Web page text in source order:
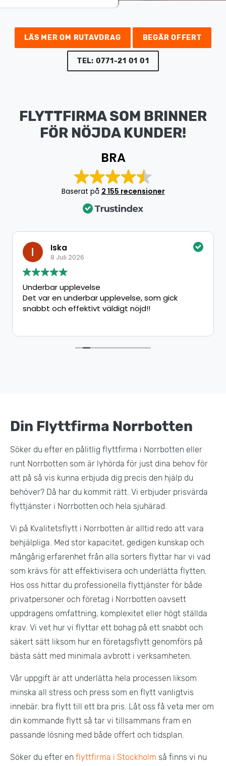
ID06-certifiering
Kvalitetspolicy
Dödsbostädning
Bärhjälp
Bortforsling av vitvaror
Röjning
Moped och motorcykelflytt
Budtransporter
Projektflytt totalentreprenad
LÄS MER OM RUTAVDRAG BEGÄR OFFERT
TEL: 0771-21 01 01
FLYTTFIRMA SOM BRINNER
FÖR NÖJDA KUNDER!
BRA
Baserat på 2 155 recensioner
Iska
8 Juli 2026
Underbar upplevelse
Det var en underbar upplevelse, som gick
snabbt och effektivt väldigt nöjd!!
Din Flyttfirma Norrbotten
Söker du efter en pålitlig flyttfirma i Norrbotten eller
runt Norrbotten som är lyhörda för just dina behov för
att på så vis kunna erbjuda dig precis den hjälp du
behöver? Då har du kommit rätt. Vi erbjuder prisvärda
flyttjänster i Norrbotten och hela sjuhärad.
Vi på Kvalitetsflytt i Norrbotten är alltid redo att vara
behjälpliga. Med stor kapacitet, gedigen kunskap och
mångårig erfarenhet från alla sorters flyttar har vi vad
som krävs för att effektivisera och underlätta flytten.
Hos oss hittar du professionella flyttjänster för både
privatpersoner och företag i Norrbotten oavsett
uppdragens omfattning, komplexitet eller högt ställda
krav. Vi vet hur vi flyttar ett bohag på ett snabbt och
säkert sätt liksom hur en företagsflytt genomförs på
bästa sätt med minimala avbrott i verksamheten.
Vår uppgift är att underlätta hela processen liksom
minska all stress och press som en flytt vanligtvis
innebär. bra flytt till ett bra pris. Låt oss få veta mer om
din kommande flytt så tar vi tillsammans fram en
passande lösning med både offert och tidsplan.
Söker du efter en flyttfirma i Stockholm så finns vi nu